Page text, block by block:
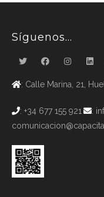
Síguenos…
: Calle Marina, 21,
: +34 677 155 921
: